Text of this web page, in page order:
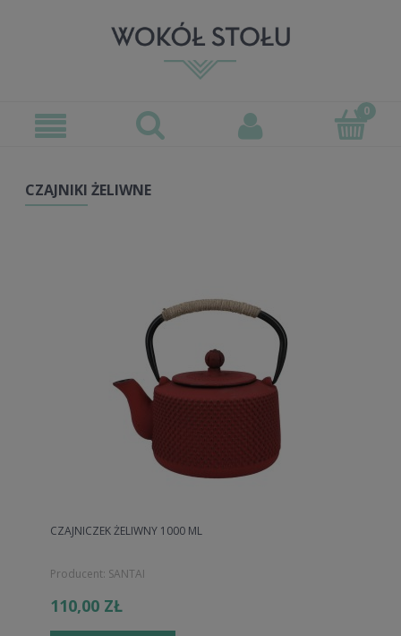
CZAJNIKI ŻELIWNE
CZAJNICZEK ŻELIWNY 1000 ML
Producent: SANTAI
110,00 ZŁ